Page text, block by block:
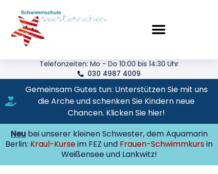
Telefonzeiten: Mo - Do 10:00 bis 14:30 Uhr
030 4987 4009
Gemeinsam Gutes tun: Unterstützen Sie mit uns
die Arche und schenken Sie Kindern neue
Chancen. Klicken Sie hier!
Neu bei unserer kleinen Schwester, dem Aquamarin
Berlin: Kraul-Kurseim FEZ und Frauen-Schwimmkursin
Weißensee und Lankwitz!